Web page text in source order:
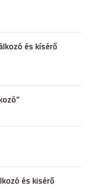
és kísérő
és kisérő